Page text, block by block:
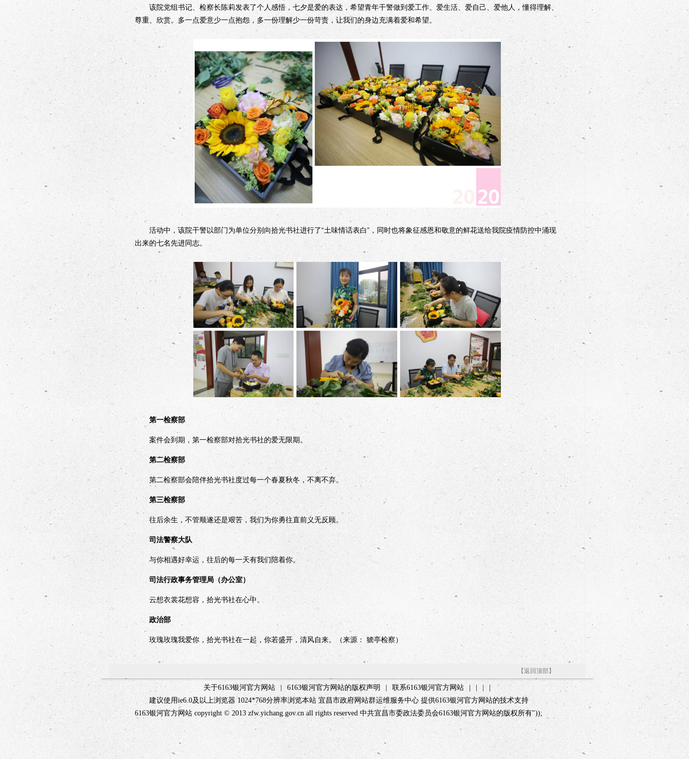
该院党组书记、检察长陈莉发表了个人感悟，七夕是爱的表达，希望青年干警做到爱工作、爱生活、爱自己、爱他人，懂得理解、
尊重、欣赏。多一点爱意少一点抱怨，多一份理解少一份苛责，让我们的身边充满着爱和希望。
活动中，该院干警以部门为单位分别向拾光书社进行了“土味情话表白”，同时也将象征感恩和敬意的鲜花送给我院疫情防控中涌现
出来的七名先进同志。
第一检察部
案件会到期，第一检察部对拾光书社的爱无限期。
第二检察部
第二检察部会陪伴拾光书社度过每一个春夏秋冬，不离不弃。
第三检察部
往后余生，不管顺遂还是艰苦，我们为你勇往直前义无反顾。
司法警察大队
与你相遇好幸运，往后的每一天有我们陪着你。
司法行政事务管理局（办公室）
云想衣裳花想容，拾光书社在心中。
政治部
玫瑰玫瑰我爱你，拾光书社在一起，你若盛开，清风自来。（来源： 猇亭检察）
【返回顶部】
关于6163银河官方网站 6163银河官方网站的版权声明 联系6163银河官方网站 |
建议使用ie6.0及以上浏览器 1024*768分辨率浏览本站 宜昌市政府网站群运维服务中心 提供6163银河官方网站的技术支持
6163银河官方网站 copyright © 2013 zfw.yichang.gov.cn all rights reserved 中共宜昌市委政法委员会6163银河官方网站的版权所有"));